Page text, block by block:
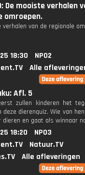
De mooiste verhalen
omroepen.
verhalen van de regionale
18:30
NPO2
Alle
Afl. 5
zullen kinderen het
deze dierenquiz. Wie van
dieren en gaat als winnaar
18:20
NPO3
Natuur.TV
Alle afleveringen